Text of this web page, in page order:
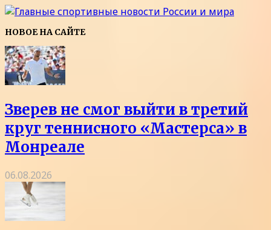
НОВОЕ НА САЙТЕ
Зверев не смог выйти в третий
круг теннисного «Мастерса» в
Монреале
06.08.2026